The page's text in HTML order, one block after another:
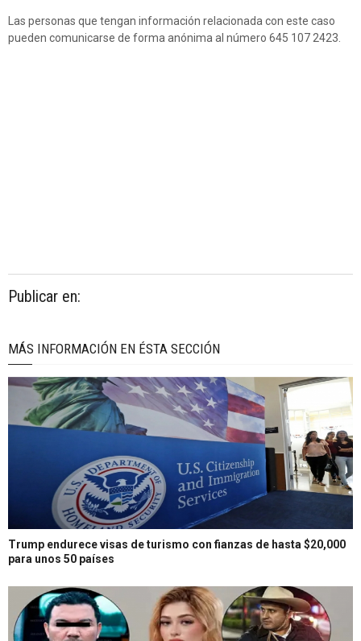
Las personas que tengan información relacionada con este caso
pueden comunicarse de forma anónima al número 645 107 2423.
Publicar en:
MÁS INFORMACIÓN EN ÉSTA SECCIÓN
Trump endurece visas de turismo con fianzas de hasta $20,000
para unos 50 países